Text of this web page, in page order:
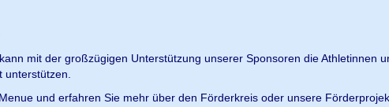
mit der großzügigen Unterstützung unserer Sponsoren die Athletinnen
und erfahren Sie mehr über den Förderkreis oder unsere